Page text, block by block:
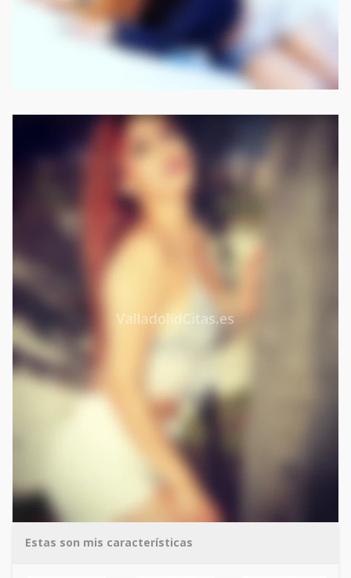
Estas son mis características